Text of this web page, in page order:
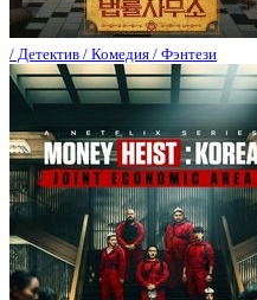
/ Детектив / Комедия / Фэнтези